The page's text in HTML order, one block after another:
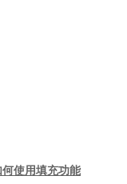
使用填充功能